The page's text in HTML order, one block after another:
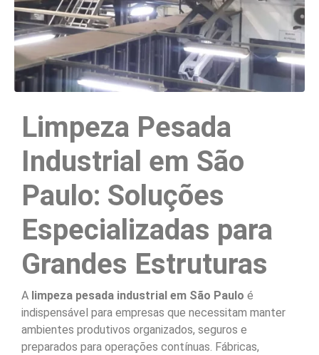
Limpeza Pesada
Industrial em São
Paulo: Soluções
Especializadas para
Grandes Estruturas
A limpeza pesada industrial em São Paulo é
indispensável para empresas que necessitam manter
ambientes produtivos organizados, seguros e
preparados para operações contínuas. Fábricas,